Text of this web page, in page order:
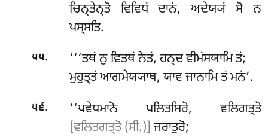
ਚਿਨ੍ਤੇਨ੍ਤੋ ਵਿਵਿਧਂ ਦਾਨਂ, ਅਦੇਯ੍ਯਂ ਸੋ ਨ
ਪਸ੍ਸਤਿ.
੫੫. ‘‘‘ਤਥਂਨੁ ਵਿਤਥਂ ਨੇਤਂ, ਹਨ੍ਦ ਵੀਮਂਸਯਾਮਿ ਤਂ;
ਮੁਹੁਤ੍ਤਂ ਆਗਮੇਯ੍ਯਾਥ, ਯਾਵ ਜਾਨਾਮਿ ਤਂ ਮਨਂ’.
੫੬.
‘‘ਪਵੇਧਮਾਨੋ ਪਲਿਤਸਿਰੋ, ਵਲਿਗਤ੍ਤੋ
[ਵਲਿਤਗਤ੍ਤੋ (ਸੀ.)] ਜਰਾਤੁਰੋ;